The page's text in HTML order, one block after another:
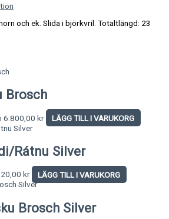
och ek. Slida i björkvril. Totaltlängd: 23
Brosch
6.800,00 kr LÄGG TILL I VARUKORG
Rátnu Silver
kr LÄGG TILL I VARUKORG
Brosch Silver